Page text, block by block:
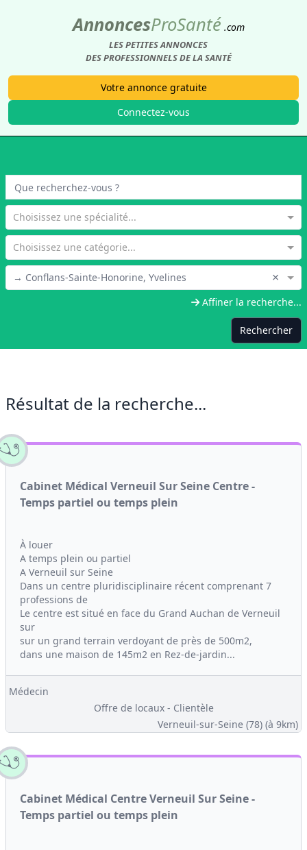
AnnoncesProSanté .com
LES PETITES ANNONCES
DES PROFESSIONNELS DE LA SANTÉ
Votre annonce gratuite
Connectez-vous
Choisissez une spécialité...
Choisissez une catégorie...
→ Conflans-Sainte-Honorine, Yvelines ×
Affiner la recherche...
Rechercher
Résultat de la recherche...
Cabinet Médical Verneuil Sur Seine Centre -
Temps partiel ou temps plein
À louer
A temps plein ou partiel
A Verneuil sur Seine
Dans un centre pluridisciplinaire récent comprenant 7
professions de
Le centre est situé en face du Grand Auchan de Verneuil
sur
sur un grand terrain verdoyant de près de 500m2,
dans une maison de 145m2 en Rez-de-jardin...
Médecin
Offre de locaux - Clientèle
Verneuil-sur-Seine (78) (à 9km)
Cabinet Médical Centre Verneuil Sur Seine -
Temps partiel ou temps plein